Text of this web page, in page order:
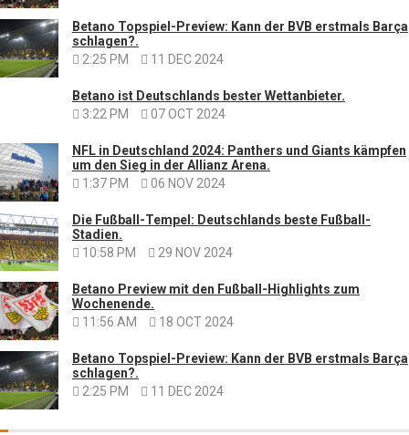
Betano Topspiel-Preview: Kann der BVB erstmals Barça
schlagen?.
2:25 PM
11 DEC 2024
Betano ist Deutschlands bester Wettanbieter.
3:22 PM
07 OCT 2024
NFL in Deutschland 2024: Panthers und Giants kämpfen
um den Sieg in der Allianz Arena.
1:37 PM
06 NOV 2024
Die Fußball-Tempel: Deutschlands beste Fußball-
Stadien.
10:58 PM
29 NOV 2024
Betano Preview mit den Fußball-Highlights zum
Wochenende.
11:56 AM
18 OCT 2024
Betano Topspiel-Preview: Kann der BVB erstmals Barça
schlagen?.
2:25 PM
11 DEC 2024